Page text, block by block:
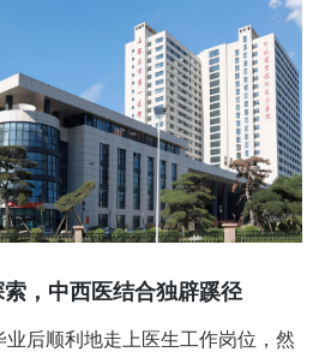
，中西医结合独辟蹊径
业后顺利地走上医生工作岗位，然